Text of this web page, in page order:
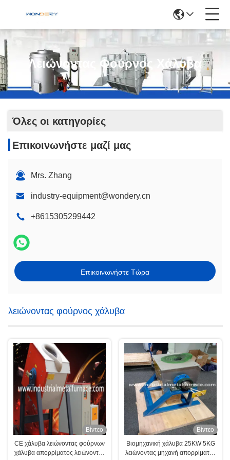
Λειώνοντας Φούρνος Χάλυβα
Όλες οι κατηγορίες
Επικοινωνήστε μαζί μας
Mrs. Zhang
industry-equipment@wondery.cn
+8615305299442
Επικοινωνήστε Τώρα
λειώνοντας φούρνος χάλυβα
Βίντεο
CE χάλυβα λειώνοντας φούρνων
χάλυβα απορρίματος λειώνοντας
Βίντεο
Βιομηχανική χάλυβα 25KW 5KG
λειώνοντας μηχανή απορρίματος